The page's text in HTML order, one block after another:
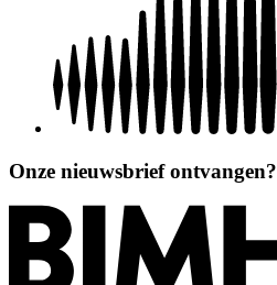
Onze nieuwsbrief ontvangen?